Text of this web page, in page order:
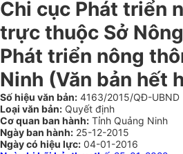
Chi cục Phát triển
trực thuộc Sở
Phát triển nông
Ninh (Văn bản hết
Số hiệu văn bản: 4163/2015/QĐ-UBND
Loại văn bản: Quyết định
Cơ quan ban hành: Tỉnh Quảng Ninh
Ngày ban hành: 25-12-2015
Ngày có hiệu lực: 04-01-2016